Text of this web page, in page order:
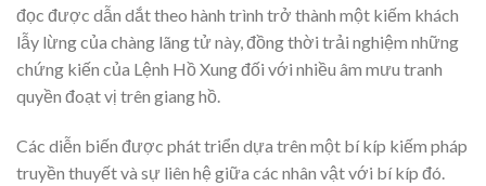
đọc được dẫn dắt theo hành trình trở thành một kiếm khách
lẫy lừng của chàng lãng tử này, đồng thời trải nghiệm những
chứng kiến của Lệnh Hồ Xung đối với nhiều âm mưu tranh
quyền đoạt vị trên giang hồ.
Các diễn biến được phát triển dựa trên một bí kíp kiếm pháp
truyền thuyết và sự liên hệ giữa các nhân vật với bí kíp đó.